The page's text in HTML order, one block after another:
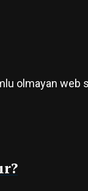
olmayan web